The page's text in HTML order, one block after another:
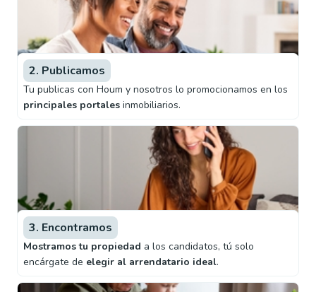
2. Publicamos
Tu publicas con Houm y nosotros lo promocionamos en los
principales portales inmobiliarios.
3. Encontramos
Mostramos tu propiedad a los candidatos, tú solo
encárgate de elegir al arrendatario ideal.